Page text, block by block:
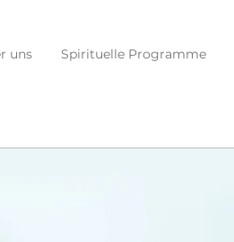
uns Spirituelle Programme